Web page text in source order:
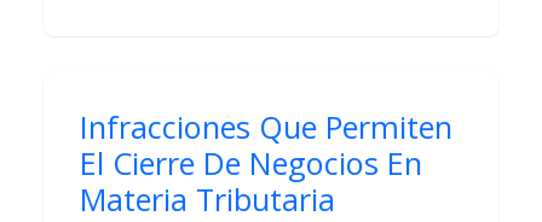
Infracciones Que Permiten
El Cierre De Negocios En
Materia Tributaria